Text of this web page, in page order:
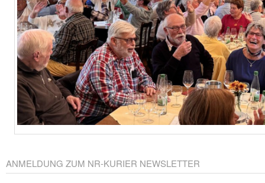
ANMELDUNG ZUM NR-KURIER NEWSLETTER